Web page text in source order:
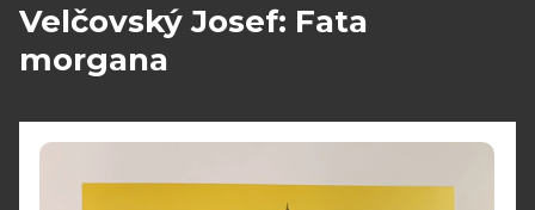
Velčovský Josef: Fata
morgana